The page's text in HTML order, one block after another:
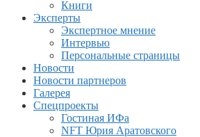
Книги
Эксперты
Экспертное мнение
Интервью
Персональные страницы
Новости
Новости партнеров
Галерея
Спецпроекты
Гостиная ИФа
NFT Юрия Аратовского